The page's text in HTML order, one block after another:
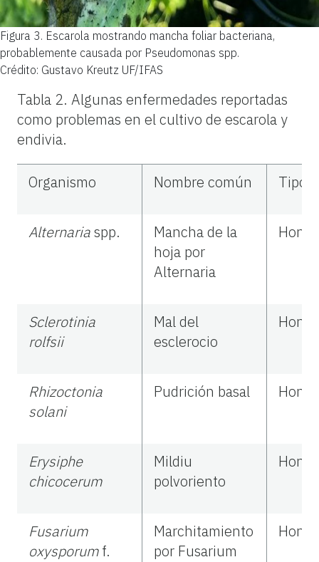
Figura 3. Escarola mostrando mancha foliar bacteriana,
probablemente causada por Pseudomonas spp.
Crédito: Gustavo Kreutz UF/IFAS
Tabla 2. Algunas enfermedades reportadas
como problemas en el cultivo de escarola y
endivia.
Organismo Nombre común Tipo
Alternariaspp.
Mancha de la
hoja por
Alternaria
Sclerotinia
rolfsii
Mal del
esclerocio
Rhizoctonia
solani
Pudrición basal
Erysiphe
chicocerum
Mildiu
polvoriento
Fusarium
oxysporumf.
Marchitamiento
por Fusarium